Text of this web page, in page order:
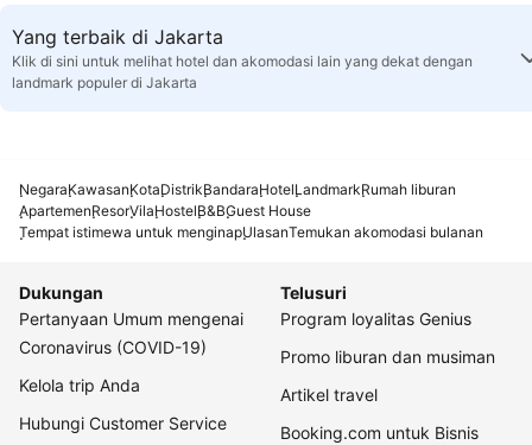
Yang terbaik di Jakarta
Klik di sini untuk melihat hotel dan akomodasi lain yang dekat dengan
landmark populer di Jakarta
NegaraKawasanKotaDistrikBandaraHotelLandmarkRumah liburan
ApartemenResorVilaHostelB&BGuest House
Tempat istimewa untuk menginapUlasanTemukan akomodasi bulanan
Dukungan
Pertanyaan Umum mengenai
Coronavirus (COVID-19)
Kelola trip Anda
Hubungi Customer Service
Telusuri
Program loyalitas Genius
Promo liburan dan musiman
Artikel travel
Booking.com untuk Bisnis